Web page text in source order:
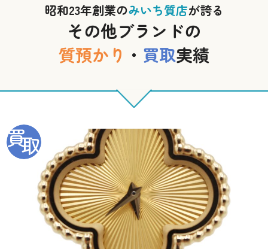
昭和23年創業のみいち質店が誇る
その他ブランドの
質預かり ・ 買取実績